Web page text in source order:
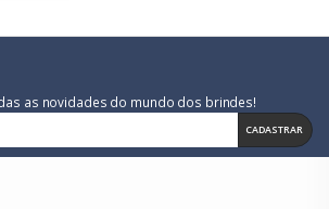
as novidades do mundo dos brindes!
CADASTRAR